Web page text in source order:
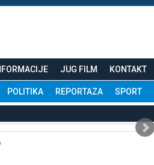
JUG FILM KONTAKT
POLITIKA REPORTAZA SPORT